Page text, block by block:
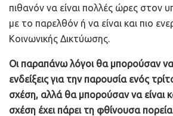
πιθανόν να είναι πολλές ώρες στον
με το παρελθόν ή να είναι και πιο
Κοινωνικής Δικτύωσης.
Οι παραπάνω λόγοι θα μπορούσαν να
ενδείξεις για την παρουσία ενός
σχέση, αλλά θα μπορούσαν να είναι
σχέση έχει πάρει τη φθίνουσα πορεία